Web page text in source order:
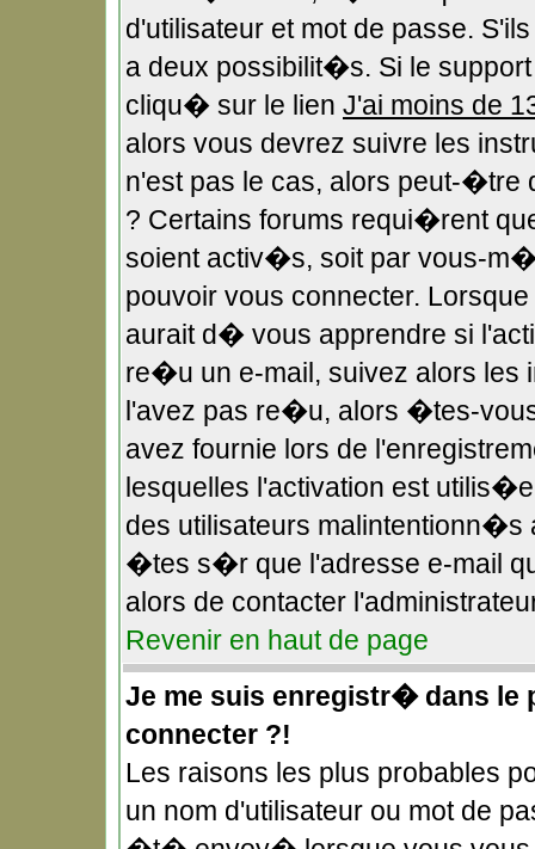
d'utilisateur et mot de passe.
a deux possibilit�s. Si le
cliqu� sur le lien J'ai moins de
alors vous devrez suivre les
n'est pas le cas, alors peut-
? Certains forums requi�rent
soient activ�s, soit par vous-
pouvoir vous connecter.
aurait d� vous apprendre si
re�u un e-mail, suivez alors les
l'avez pas re�u, alors �tes-
avez fournie lors de
lesquelles l'activation est
des utilisateurs malintentionn�s
�tes s�r que l'adresse e-mail
alors de contacter
Revenir en haut de page
Je me suis enregistr� dans le
connecter ?!
Les raisons les plus probables
un nom d'utilisateur ou mot de